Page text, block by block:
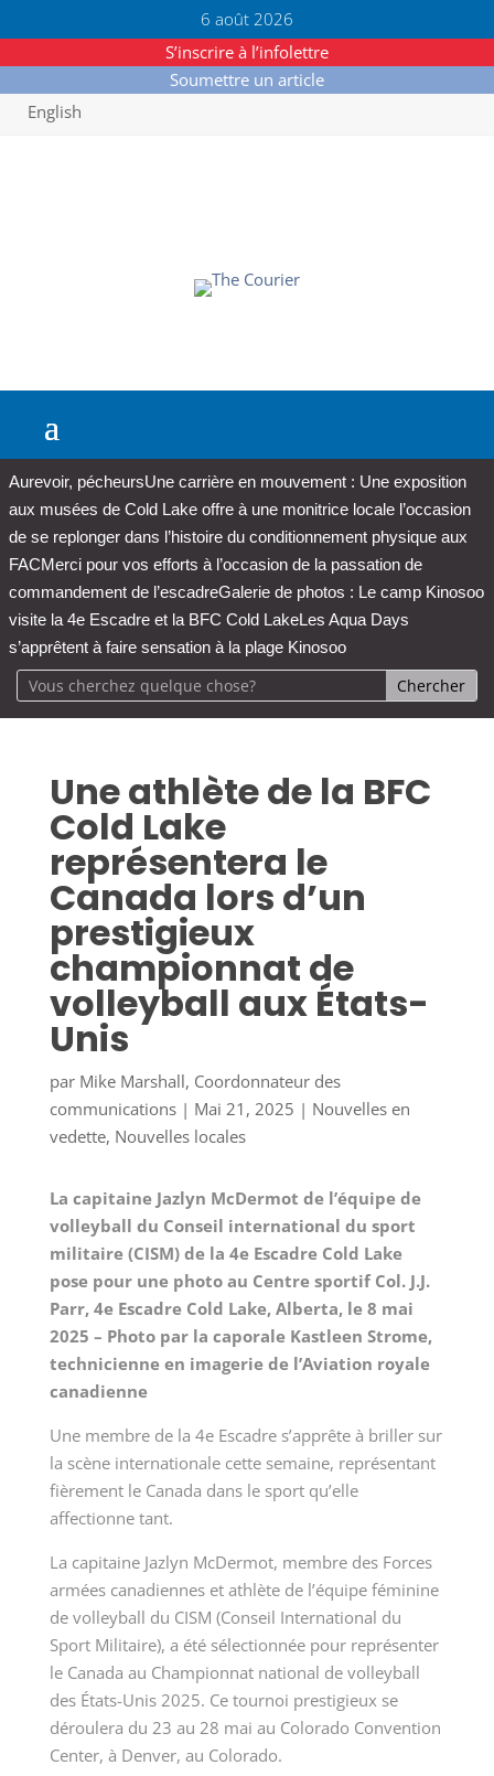
6 août 2026
S’inscrire à l’infolettre
Soumettre un article
English
Aurevoir, pécheursUne carrière en mouvement : Une exposition
aux musées de Cold Lake offre à une monitrice locale l’occasion
de se replonger dans l’histoire du conditionnement physique aux
FACMerci pour vos efforts à l’occasion de la passation de
commandement de l’escadreGalerie de photos : Le camp Kinosoo
visite la 4e Escadre et la BFC Cold LakeLes Aqua Days
s’apprêtent à faire sensation à la plage Kinosoo
Une athlète de la BFC
Cold Lake
représentera le
Canada lors d’un
prestigieux
championnat de
volleyball aux États-
Unis
par Mike Marshall, Coordonnateur des
communications| Mai 21, 2025 | Nouvelles en
vedette, Nouvelles locales
La capitaine Jazlyn McDermot de l’équipe de
volleyball du Conseil international du sport
militaire (CISM) de la 4e Escadre Cold Lake
pose pour une photo au Centre sportif Col. J.J.
Parr, 4e Escadre Cold Lake, Alberta, le 8 mai
2025 – Photo par la caporale Kastleen Strome,
technicienne en imagerie de l’Aviation royale
canadienne
Une membre de la 4e Escadre s’apprête à briller sur
la scène internationale cette semaine, représentant
fièrement le Canada dans le sport qu’elle
affectionne tant.
La capitaine Jazlyn McDermot, membre des Forces
armées canadiennes et athlète de l’équipe féminine
de volleyball du CISM (Conseil International du
Sport Militaire), a été sélectionnée pour représenter
le Canada au Championnat national de volleyball
des États-Unis 2025. Ce tournoi prestigieux se
déroulera du 23 au 28 mai au Colorado Convention
Center, à Denver, au Colorado.